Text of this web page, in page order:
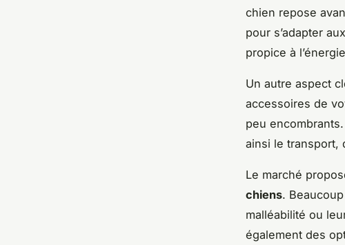
chien repose
pour s’adapter
propice à
Un autre aspect
accessoires de
peu
ainsi le transport,
Le marché
chiens.
malléabilité ou
également des